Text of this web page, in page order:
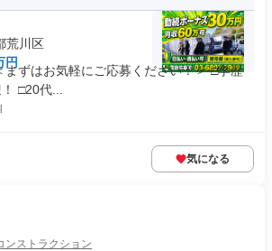
荒川区
円
まずはお気軽にご応募ください！＞ □学歴
□20代...
気になる
ンストラクション